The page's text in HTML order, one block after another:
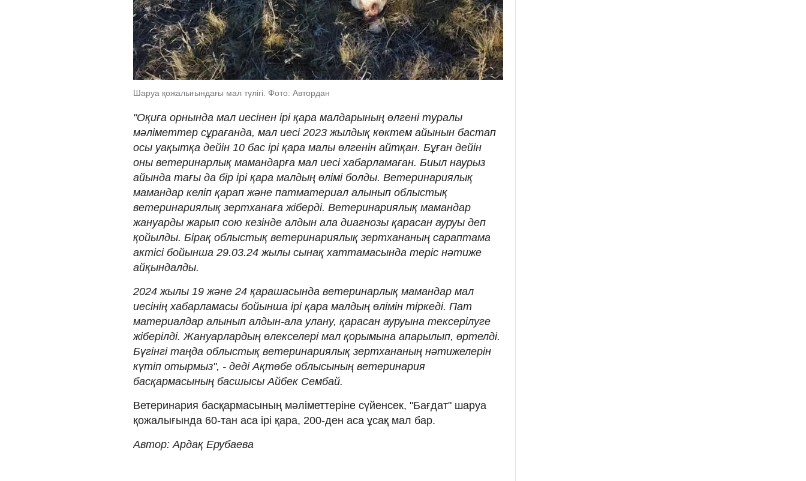
Шаруа қожалығындағы мал түлігі. Фото: Автордан
"Оқиға орнында мал иесінен ірі қара малдарының өлгені туралы
мәліметтер сұрағанда, мал иесі 2023 жылдық көктем айынын бастап
осы уақытқа дейін 10 бас ірі қара малы өлгенін айтқан. Бұған дейін
оны ветеринарлық мамандарға мал иесі хабарламаған. Биыл наурыз
айында тағы да бір ірі қара малдың өлімі болды. Ветеринариялық
мамандар келіп қарап және патматериал алынып облыстық
ветеринариялық зертханаға жіберді. Ветеринариялық мамандар
жануарды жарып сою кезінде алдын ала диагнозы қарасан ауруы деп
қойылды. Бірақ облыстық ветеринариялық зертхананың сараптама
актісі бойынша 29.03.24 жылы сынақ хаттамасында теріс нәтиже
айқындалды.
​2024 жылы 19 және 24 қарашасында ветеринарлық мамандар мал
иесінің хабарламасы бойынша ірі қара малдың өлімін тіркеді. Пат
материалдар алынып алдын-ала улану, қарасан ауруына тексерілуге
жіберілді. Жануарлардың өлекселері мал қорымына апарылып, өртелді.
Бүгінгі таңда облыстық ветеринариялық зертхананың нәтижелерін
күтіп отырмыз", - деді Ақтөбе облысының ветеринария
басқармасының басшысы Айбек Сембай.
Ветеринария басқармасының мәліметтеріне сүйенсек, "Бағдат" шаруа
қожалығында 60-тан аса ірі қара, 200-ден аса ұсақ мал бар.
Автор: Ардақ Ерубаева